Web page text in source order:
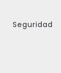
Seguridad